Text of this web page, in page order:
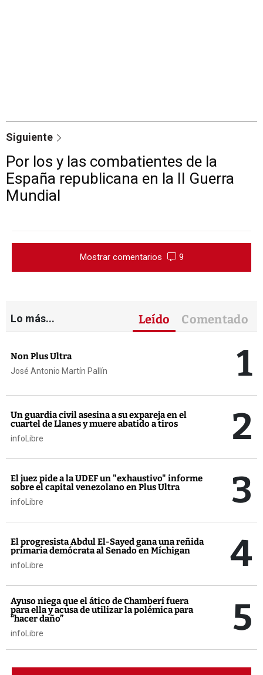
Por los y las combatientes de la
España republicana en la II Guerra
Mundial
Siguiente
Mostrar comentarios 9
Lo más... Leído Comentado
Non Plus Ultra
José Antonio Martín Pallín 1
Un guardia civil asesina a su expareja en el
cuartel de Llanes y muere abatido a tiros
infoLibre 2
El juez pide a la UDEF un "exhaustivo" informe
sobre el capital venezolano en Plus Ultra
infoLibre 3
El progresista Abdul El-Sayed gana una reñida
primaria demócrata al Senado en Míchigan
infoLibre 4
Ayuso niega que el ático de Chamberí fuera
para ella y acusa de utilizar la polémica para
“hacer daño”
infoLibre 5